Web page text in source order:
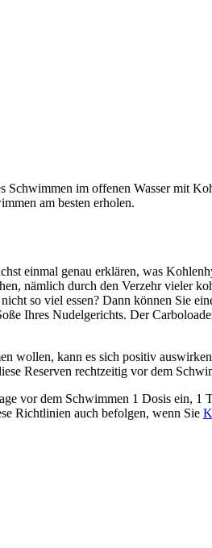
im offenen Wasser mit
am besten erholen.
einmal genau erklären, was
nämlich durch den Verzehr vieler
so viel essen? Dann können Sie
Ihres Nudelgerichts. Der
wollen, kann es sich positiv
Reserven rechtzeitig vor dem
vor dem Schwimmen 1 Dosis ein, 1
Richtlinien auch befolgen, wenn Sie